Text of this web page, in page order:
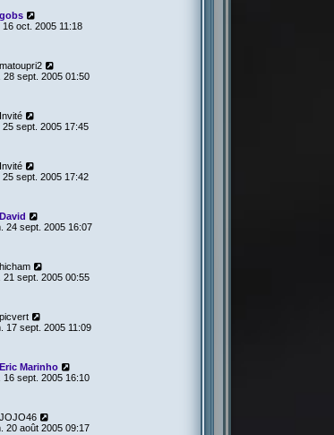
gobs
16 oct. 2005 11:18
matoupri2
28 sept. 2005 01:50
Invité
25 sept. 2005 17:45
Invité
25 sept. 2005 17:42
David
24 sept. 2005 16:07
hicham
21 sept. 2005 00:55
picvert
17 sept. 2005 11:09
Eric Marinho
16 sept. 2005 16:10
JOJO46
20 août 2005 09:17